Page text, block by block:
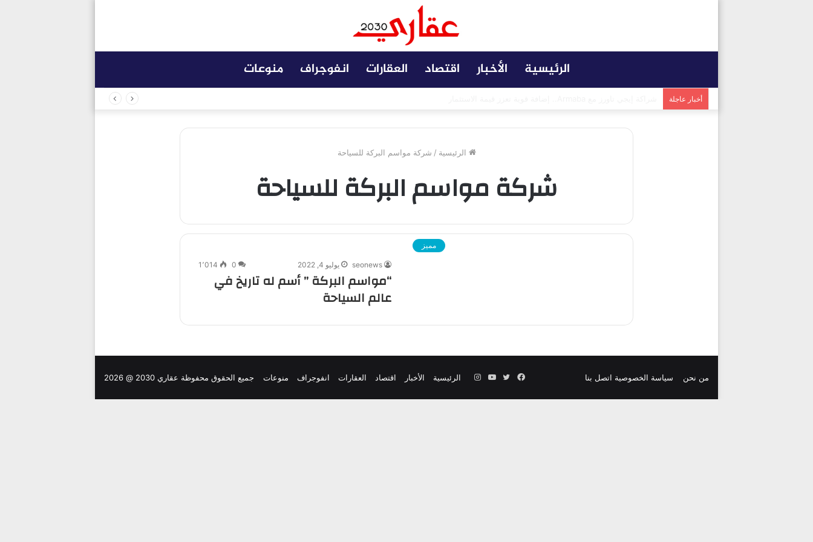
الرئيسية الأخبار اقتصاد العقارات انفوجراف منوعات
أخبار عاجلة
الرئيسية / شركة مواسم البركة للسياحة
شركة مواسم البركة للسياحة
مميز
seonews يوليو 4, 2022 0 1٬014
“مواسم البركة ” أسم له تاريخ في
عالم السياحة
من نحن سياسة الخصوصية اتصل بنا جميع الحقوق محفوظة عقاري 2030 @ 2026 الرئيسية الأخبار اقتصاد العقارات انفوجراف منوعات فيسبوك
تويتر يوتيوبانستقرام